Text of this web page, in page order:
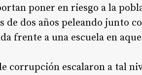
poner en riesgo a la
de dos años peleando junto
frente a una escuela en
corrupción escalaron a tal